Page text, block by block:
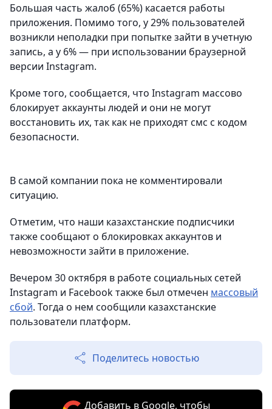
Большая часть жалоб (65%) касается работы
приложения. Помимо того, у 29% пользователей
возникли неполадки при попытке зайти в учетную
запись, а у 6% — при использовании браузерной
версии Instagram.
Кроме того, сообщается, что Instagram массово
блокирует аккаунты людей и они не могут
восстановить их, так как не приходят смс с кодом
безопасности.
В самой компании пока не комментировали
ситуацию.
Отметим, что наши казахстанские подписчики
также сообщают о блокировках аккаунтов и
невозможности зайти в приложение.
Вечером 30 октября в работе социальных сетей
Instagram и Facebook также был отмечен массовый
сбой. Тогда о нем сообщили казахстанские
пользователи платформ.
Поделитесь новостью
Добавить в Google, чтобы